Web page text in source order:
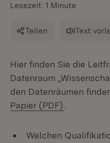
Lesezeit: 1 Minute
Teilen Text
Hier finden Sie die
Datenraum
den Datenräumen
Papier (PDF)
Welchen